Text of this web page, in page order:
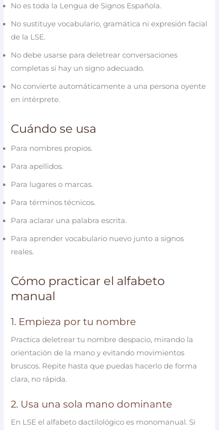
No es toda la Lengua de Signos Española.
No sustituye vocabulario, gramática ni expresión facial
de la LSE.
No debe usarse para deletrear conversaciones
completas si hay un signo adecuado.
No convierte automáticamente a una persona oyente
en intérprete.
Cuándo se usa
Para nombres propios.
Para apellidos.
Para lugares o marcas.
Para términos técnicos.
Para aclarar una palabra escrita.
Para aprender vocabulario nuevo junto a signos
reales.
Cómo practicar el alfabeto
manual
1. Empieza por tu nombre
Practica deletrear tu nombre despacio, mirando la
orientación de la mano y evitando movimientos
bruscos. Repite hasta que puedas hacerlo de forma
clara, no rápida.
2. Usa una sola mano dominante
En LSE el alfabeto dactilológico es monomanual. Si